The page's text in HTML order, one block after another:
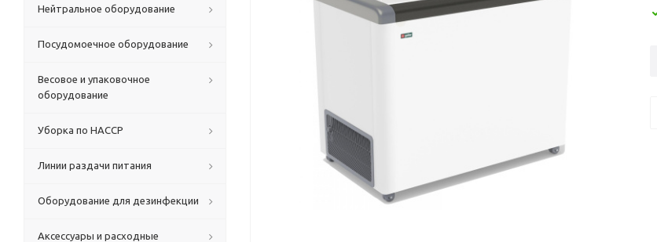
Нейтральное оборудование
Посудомоечное оборудование
Весовое и упаковочное
оборудование
Уборка по HACCP
Линии раздачи питания
Оборудование для дезинфекции
Аксессуары и расходные